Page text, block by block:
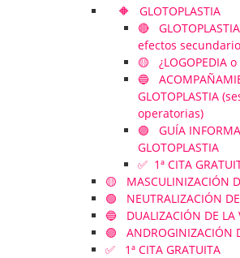
🔶 GLOTOPLASTIA
🔴
efectos
🟡 ¿LOGOPEDIA o
🔵
GLOTOPLASTIA
operatorias)
🟣 GUÍA
GLOTOPLASTIA
✅ 1ª CITA
🟡 MASCULINIZACIÓN
🟢 NEUTRALIZACIÓN
🔵 DUALIZACIÓN DE LA
🟣 ANDROGINIZACIÓN
✅ 1ª CITA GRATUITA